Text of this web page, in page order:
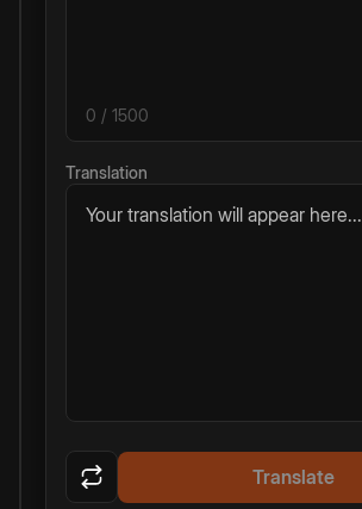
0 / 1500
Translation
Your translation will appear here...
Translate